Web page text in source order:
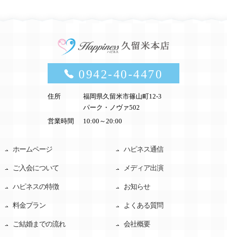
0942-40-4470
住所
福岡県久留米市篠山町12-3
パーク・ノヴァ502
営業時間
10:00～20:00
ホームページ
ご入会について
ハピネスの特徴
料金プラン
ご結婚までの流れ
ハピネス通信
メディア出演
お知らせ
よくある質問
会社概要